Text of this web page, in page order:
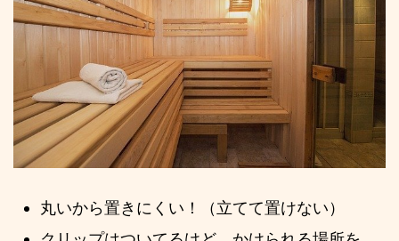
丸いから置きにくい！（立てて置けない）